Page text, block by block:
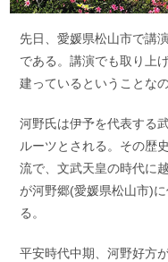
先日、愛媛県松山市で講
である。講演でも取り上
建っているということな
河野氏は伊予を代表する
ルーツとされる。その歴
流で、文武天皇の時代に
が河野郷(愛媛県松山市)
る。
平安時代中期、河野好方